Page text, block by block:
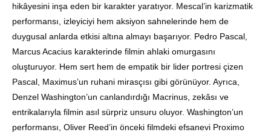
hikâyesini inşa eden bir karakter yaratıyor. Mescal’in karizmatik
performansı, izleyiciyi hem aksiyon sahnelerinde hem de
duygusal anlarda etkisi altına almayı başarıyor. Pedro Pascal,
Marcus Acacius karakterinde filmin ahlaki omurgasını
oluşturuyor. Hem sert hem de empatik bir lider portresi çizen
Pascal, Maximus’un ruhani mirasçısı gibi görünüyor. Ayrıca,
Denzel Washington’un canlandırdığı Macrinus, zekâsı ve
entrikalarıyla filmin asıl sürpriz unsuru oluyor. Washington’un
performansı, Oliver Reed’in önceki filmdeki efsanevi Proximo